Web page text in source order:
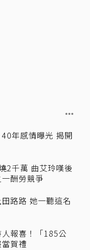
年感情曝光 揭開
2千萬 曲艾玲嘆後
酬勞競爭
路路 她一聽這名
人報喜！「185公
賀禮